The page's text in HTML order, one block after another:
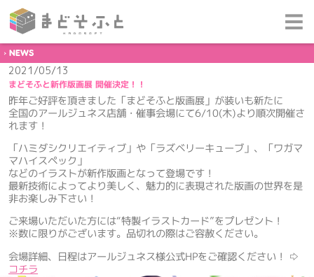
NEWS
2021/05/13
まどそふと新作版画展 開催決定！！
昨年ご好評を頂きました「まどそふと版画展」が装いも新たに
全国のアールジュネス店舗・催事会場にて6/10(木)より順次開催さ
れます！
「ハミダシクリエイティブ」や「ラズベリーキューブ」、「ワガマ
マハイスペック」
などのイラストが新作版画となって登場です！
最新技術によってより美しく、魅力的に表現された版画の世界を是
非お楽しみ下さい！
ご来場いただいた方には“特製イラストカード”をプレゼント！
※数に限りがございます。品切れの際はご容赦ください。
会場詳細、日程はアールジュネス様公式HPをご確認ください！ ⇨
コチラ